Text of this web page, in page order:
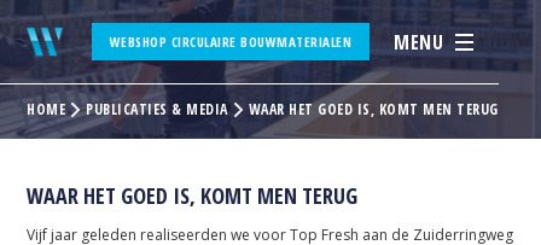
WEBSHOP CIRCULAIRE BOUWMATERIALEN MENU
HOME PUBLICATIES & MEDIA WAAR HET GOED IS, KOMT MEN TERUG
WAAR HET GOED IS, KOMT MEN TERUG
Vijf jaar geleden realiseerden we voor Top Fresh aan de Zuiderringweg